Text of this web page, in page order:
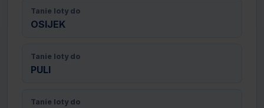
Tanie loty do
OSIJEK
Tanie loty do
PULI
Tanie loty do